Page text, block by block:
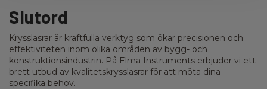
Slutord
Krysslasrar är kraftfulla verktyg som ökar precisionen och
effektiviteten inom olika områden av bygg- och
konstruktionsindustrin. På Elma Instruments erbjuder vi ett
brett utbud av kvalitetskrysslasrar för att möta dina
specifika behov.